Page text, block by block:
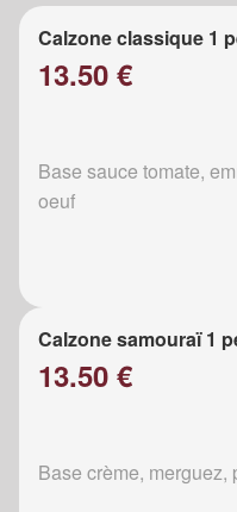
Calzone classique 1
13.50 €
Base sauce tomate,
oeuf
Calzone samouraï 1
13.50 €
Base crème,